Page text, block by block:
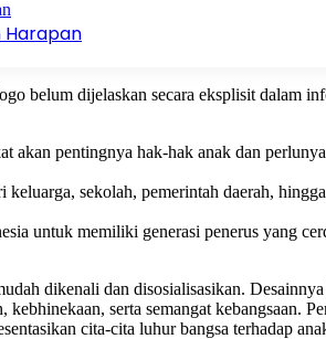
Harapan
belum dijelaskan secara eksplisit dalam
akan pentingnya hak-hak anak dan
sekolah, pemerintah daerah,
untuk memiliki generasi penerus yang
dikenali dan disosialisasikan.
serta semangat kebangsaan.
cita-cita luhur bangsa terhadap